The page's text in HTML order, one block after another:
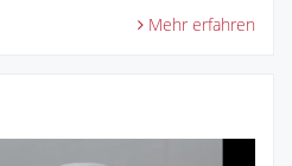
Mehr erfahren